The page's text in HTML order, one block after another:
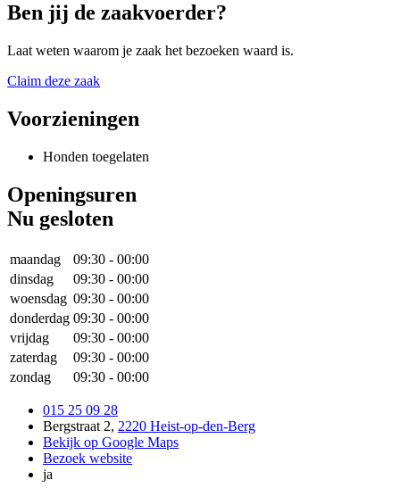
Ben jij de zaakvoerder?
Laat weten waarom je zaak het bezoeken waard is.
Claim deze zaak
Voorzieningen
Honden toegelaten
Openingsuren
Nu gesloten
maandag 09:30 - 00:00
dinsdag
09:30 - 00:00
woensdag 09:30 - 00:00
donderdag 09:30 - 00:00
vrijdag
09:30 - 00:00
zaterdag
09:30 - 00:00
zondag
09:30 - 00:00
015 25 09 28
Bergstraat 2, 2220 Heist-op-den-Berg
Bekijk op Google Maps
Bezoek website
ja